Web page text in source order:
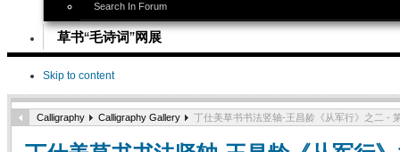
Search In Forum
草书“毛诗词”网展
Skip to content
Calligraphy Calligraphy Gallery 丁仕美草书书法竖轴-王昌龄《从军行》之二 -